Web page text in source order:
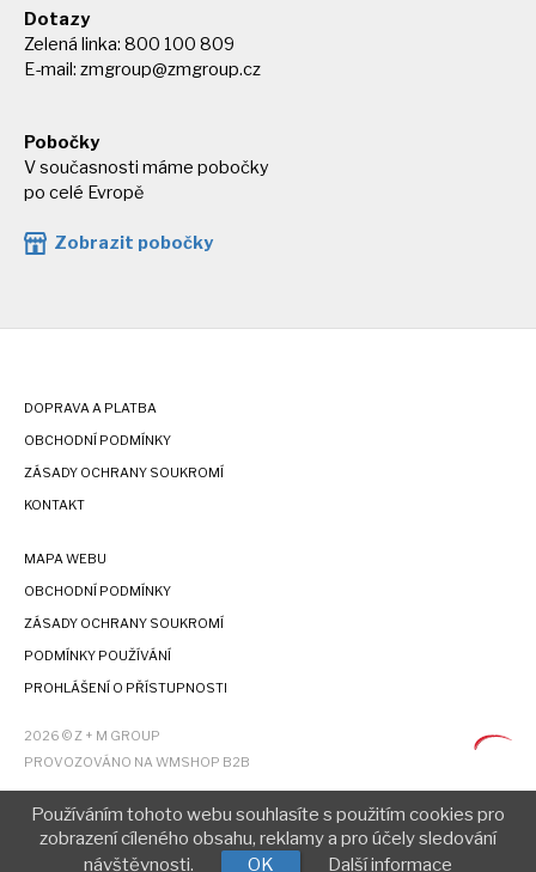
Dotazy
Zelená linka: 800 100 809
E-mail: zmgroup@zmgroup.cz
Pobočky
V současnosti máme pobočky
po celé Evropě
Zobrazit pobočky
DOPRAVA A PLATBA
OBCHODNÍ PODMÍNKY
ZÁSADY OCHRANY SOUKROMÍ
KONTAKT
MAPA WEBU
OBCHODNÍ PODMÍNKY
ZÁSADY OCHRANY SOUKROMÍ
PODMÍNKY POUŽÍVÁNÍ
PROHLÁŠENÍ O PŘÍSTUPNOSTI
2026 © Z + M GROUP
PROVOZOVÁNO NA WMSHOP B2B
Používáním tohoto webu souhlasíte s použitím cookies pro
zobrazení cíleného obsahu, reklamy a pro účely sledování
návštěvnosti.
OK Další informace